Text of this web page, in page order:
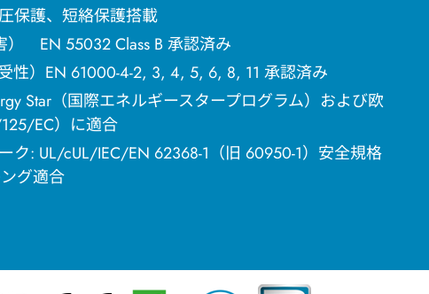
保護、短絡保護搭載
） EN 55032 Class B 承認済み
性）EN 61000-4-2, 3, 4, 5, 6, 8, 11 承認済み
Star（国際エネルギースタープログラム）および欧
EC）に適合
ク: UL/cUL/IEC/EN 62368-1（旧 60950-1）安全規格
グ適合